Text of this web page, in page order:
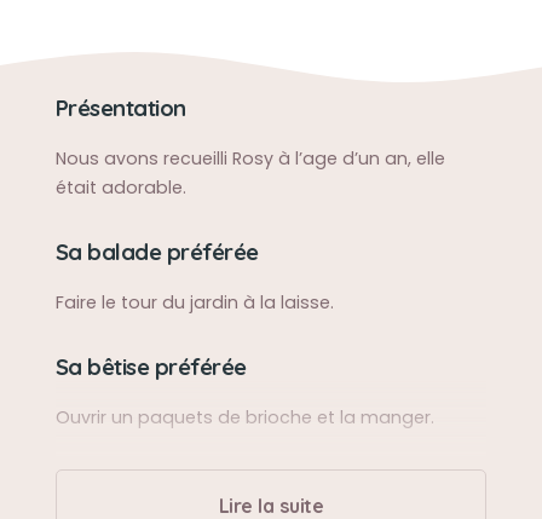
Présentation
Nous avons recueilli Rosy à l’age d’un an, elle
était adorable.
Sa balade préférée
Faire le tour du jardin à la laisse.
Sa bêtise préférée
Ouvrir un paquets de brioche et la manger.
Son caractère
Lire la suite